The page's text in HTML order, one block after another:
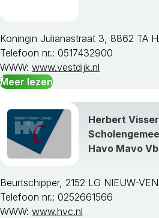
Koningin Julianastraat 3, 8862 TA
Telefoon nr.: 0517432900
WWW: www.vestdijk.nl
Meer lezen
Herbert
Havo Mavo
Beurtschipper, 2152 LG NIEUW-
Telefoon nr.: 0252661566
WWW: www.hvc.nl